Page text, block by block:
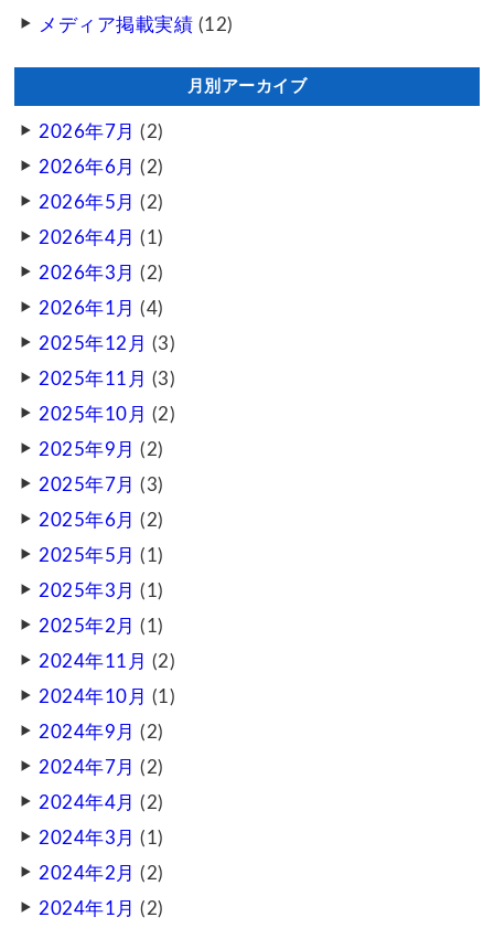
メディア掲載実績 (12)
月別アーカイブ
2026年7月 (2)
2026年6月 (2)
2026年5月 (2)
2026年4月 (1)
2026年3月 (2)
2026年1月 (4)
2025年12月 (3)
2025年11月 (3)
2025年10月 (2)
2025年9月 (2)
2025年7月 (3)
2025年6月 (2)
2025年5月 (1)
2025年3月 (1)
2025年2月 (1)
2024年11月 (2)
2024年10月 (1)
2024年9月 (2)
2024年7月 (2)
2024年4月 (2)
2024年3月 (1)
2024年2月 (2)
2024年1月 (2)